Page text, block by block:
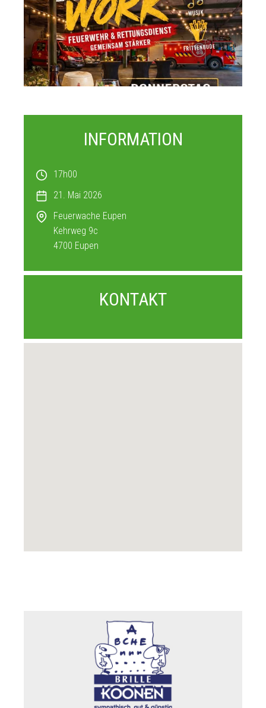
Wanderrouten,
Hotels,
Restaurants
und
INFORMATION
17h00
21. Mai 2026
Feuerwache Eupen
Kehrweg 9c
4700 Eupen
KONTAKT